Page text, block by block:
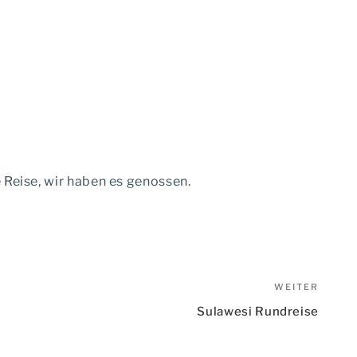
wir haben es genossen.
WEITER
Sulawesi Rundreise